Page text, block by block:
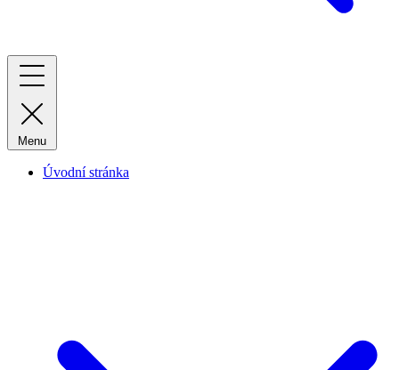
Menu
Úvodní stránka